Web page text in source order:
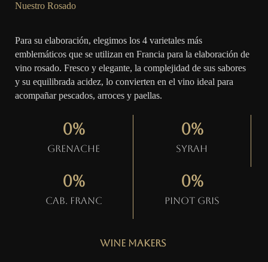
Nuestro Rosado
Para su elaboración, elegimos los 4 varietales más
emblemáticos que se utilizan en Francia para la elaboración de
vino rosado. Fresco y elegante, la complejidad de sus sabores
y su equilibrada acidez, lo convierten en el vino ideal para
acompañar pescados, arroces y paellas.
Grenache
0%
Syrah
0%
Cab. Franc
0%
Pinot gris
0%
Wine Makers